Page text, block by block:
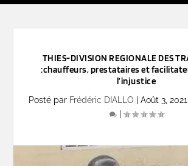
THIES-DIVISION REGIONALE DES
:chauffeurs, prestataires et
l’injustice
Posté par Frédéric DIALLO Août 3, 2021
|